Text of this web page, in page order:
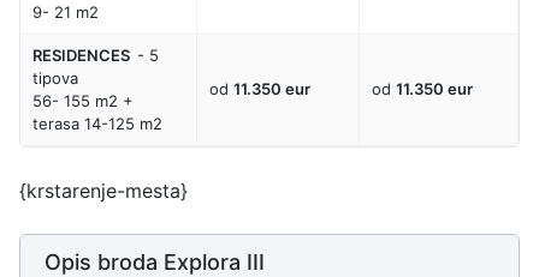
9- 21 m2
RESIDENCES - 5
tipova
56- 155 m2 +
terasa 14-125 m2
od 11.350 eur od 11.350 eur
{krstarenje-mesta}
Opis broda Explora III